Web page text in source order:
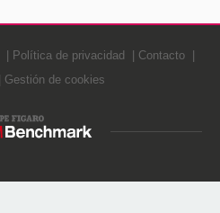
Política de privacidad
Contacto
Gestión de cookies